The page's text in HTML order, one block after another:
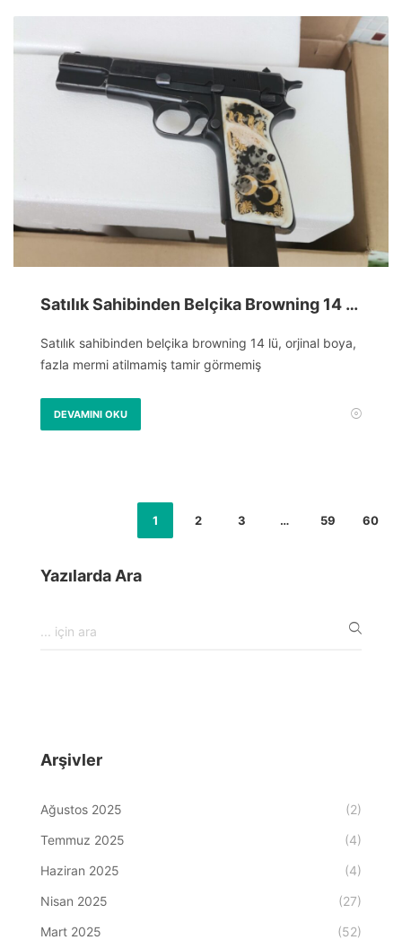
Satılık Sahibinden Belçika Browning 14 lü Orjinal
Satılık sahibinden belçika browning 14 lü, orjinal boya,
fazla mermi atilmamiş tamir görmemiş
DEVAMINI OKU
1 2 3 … 59 60
Yazılarda Ara
Arşivler
Ağustos 2025
(2)
Temmuz 2025
(4)
Haziran 2025
(4)
Nisan 2025
(27)
Mart 2025
(52)